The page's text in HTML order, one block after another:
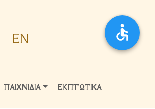
EN
ΠΑΙΧΝΙΔΙΑ ΕΚΠΤΩΤΙΚΑ